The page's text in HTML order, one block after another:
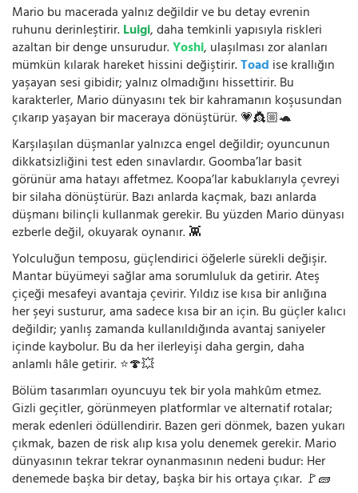
Mario bu macerada yalnız değildir ve bu detay evrenin
ruhunu derinleştirir.Luigi, daha temkinli yapısıyla riskleri
azaltan bir denge unsurudur.Yoshi, ulaşılması zor alanları
mümkün kılarak hareket hissini değiştirir.Toad ise krallığın
yaşayan sesi gibidir; yalnız olmadığını hissettirir. Bu
karakterler, Mario dünyasını tek bir kahramanın koşusundan
çıkarıp yaşayan bir maceraya dönüştürür. 💗👸🏼🐢
Karşılaşılan düşmanlar yalnızca engel değildir; oyuncunun
dikkatsizliğini test eden sınavlardır. Goomba’lar basit
görünür ama hatayı affetmez. Koopa’lar kabuklarıyla çevreyi
bir silaha dönüştürür. Bazı anlarda kaçmak, bazı anlarda
düşmanı bilinçli kullanmak gerekir. Bu yüzden Mario dünyası
ezberle değil, okuyarak oynanır. 👾
Yolculuğun temposu, güçlendirici öğelerle sürekli değişir.
Mantar büyümeyi sağlar ama sorumluluk da getirir. Ateş
çiçeği mesafeyi avantaja çevirir. Yıldız ise kısa bir anlığına
her şeyi susturur, ama sadece kısa bir an için. Bu güçler kalıcı
değildir; yanlış zamanda kullanıldığında avantaj saniyeler
içinde kaybolur. Bu da her ilerleyişi daha gergin, daha
anlamlı hâle getirir. ⭐🍄💥
Bölüm tasarımları oyuncuyu tek bir yola mahkûm etmez.
Gizli geçitler, görünmeyen platformlar ve alternatif rotalar;
merak edenleri ödüllendirir. Bazen geri dönmek, bazen yukarı
çıkmak, bazen de risk alıp kısa yolu denemek gerekir. Mario
dünyasının tekrar tekrar oynanmasının nedeni budur: Her
denemede başka bir detay, başka bir his ortaya çıkar. 🚩🧱